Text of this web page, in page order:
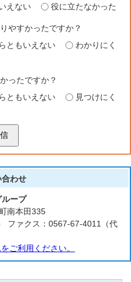
えない 役に立たなかった
やすかったですか？
ともいえない
わかりにく
ったですか？
ともいえない
見つけにく
合わせ
ープ
南本田335
ファクス：0567-67-4011（代
ご利用ください。